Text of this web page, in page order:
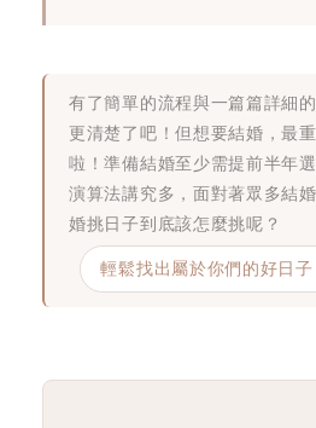
有了簡單的流程與一篇篇詳細
更清楚了吧！但想要結婚，最
啦！準備結婚至少需提前半年
演算法講究多，面對著眾多結
婚挑日子到底該怎麼挑呢？
輕鬆找出屬於你們的好日